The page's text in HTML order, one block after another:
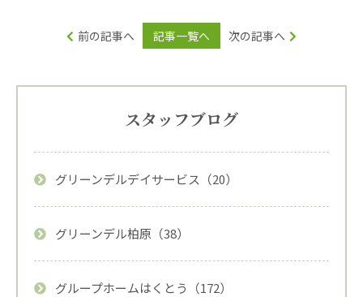
前の記事へ 記事一覧へ 次の記事へ
スタッフブログ
グリーンデルデイサービス（20）
グリーンデル柏原（38）
グループホームはくとう（172）